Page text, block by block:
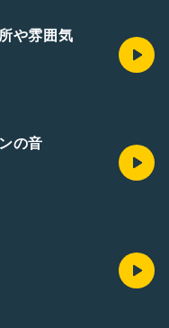
や雰囲気
の音